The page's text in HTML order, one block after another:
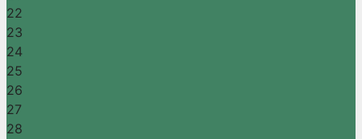
22
23
24
25
26
27
28